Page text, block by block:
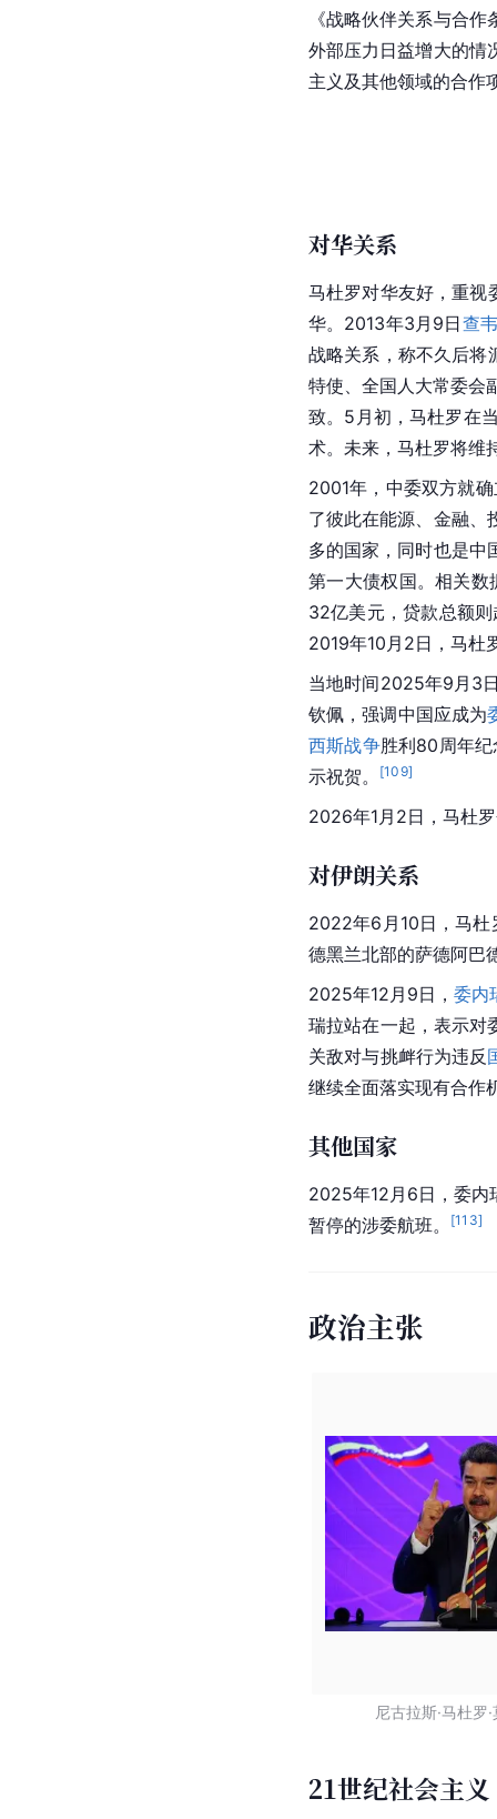
《战略伙伴关系与合
外部压力日益增大的情
主义及其他领域的合作
对华关系
马杜罗对华友好，重视
华。2013年3月9日查
战略关系，称不久后将
特使、全国人大常委会
致。5月初，马杜罗在
术。未来，马杜罗将维
2001年，中委双方就
了彼此在能源、金融、
多的国家，同时也是中
第一大债权国。相关
32亿美元，贷款总额
2019年10月2日，马杜
当地时间2025年9月3
钦佩，强调中国应成为
西斯战争胜利80周年
示祝贺。
[109]
2026年1月2日，马杜
对伊朗关系
2022年6月10日，马杜
德黑兰北部的萨德阿巴
2025年12月9日，委内
瑞拉站在一起，表示对
关敌对与挑衅行为违反
继续全面落实现有合作
其他国家
2025年12月6日，委内
暂停的涉委航班。
[113]
政治主张
尼古拉斯·马杜罗
21世纪社会主义